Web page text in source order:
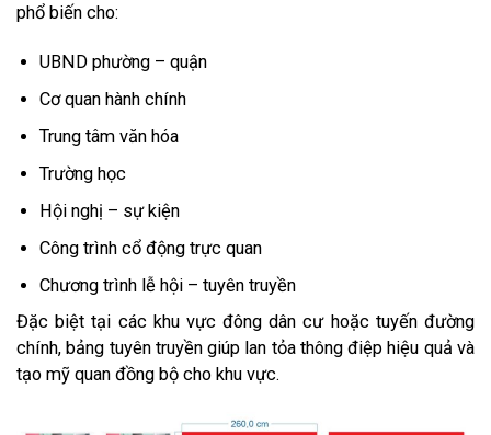
phổ biến cho:
UBND phường – quận
Cơ quan hành chính
Trung tâm văn hóa
Trường học
Hội nghị – sự kiện
Công trình cổ động trực quan
Chương trình lễ hội – tuyên truyền
Đặc biệt tại các khu vực đông dân cư hoặc tuyến đường
chính, bảng tuyên truyền giúp lan tỏa thông điệp hiệu quả và
tạo mỹ quan đồng bộ cho khu vực.